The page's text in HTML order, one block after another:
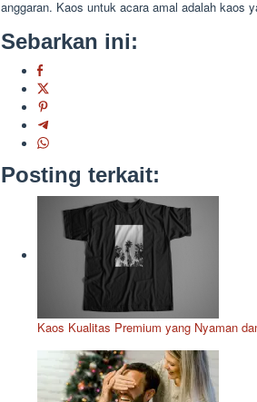
anggaran. Kaos untuk acara amal adalah kaos
Sebarkan ini:
Posting terkait:
Kaos Kualitas Premium yang Nyaman